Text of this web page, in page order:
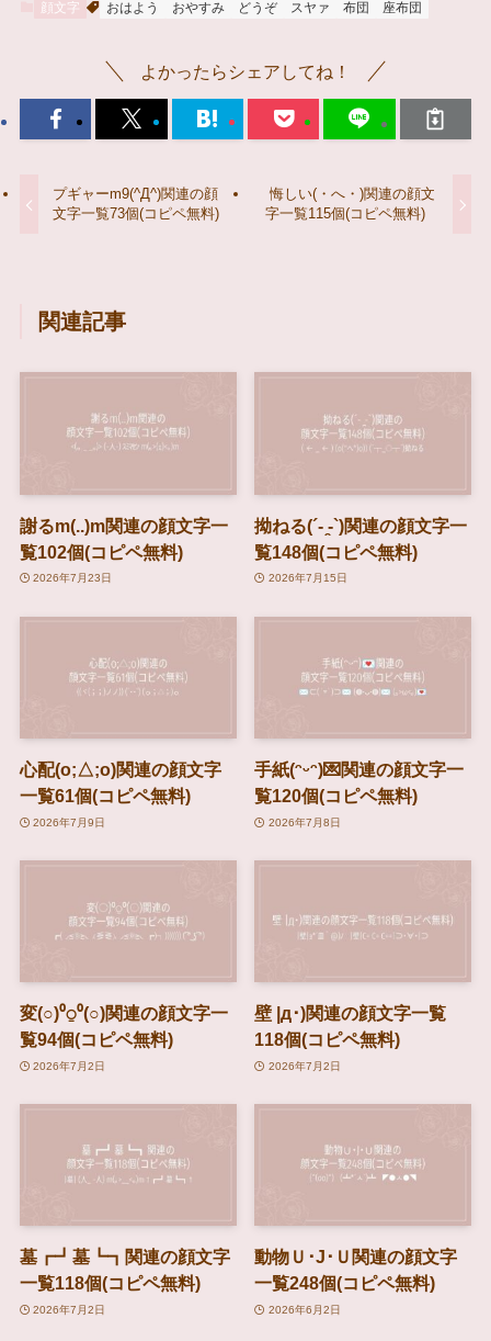
顔文字 おはよう おやすみ どうぞ スヤァ 布団 座布団
よかったらシェアしてね！
プギャーm9(^Д^)関連の顔
文字一覧73個(コピペ無料)
悔しい(・へ・)関連の顔文
字一覧115個(コピペ無料)
関連記事
謝るm(..)m関連の顔文字一
覧102個(コピペ無料)
2026年7月23日
拗ねる(´- ̯-`)関連の顔文字一
覧148個(コピペ無料)
2026年7月15日
心配(o;△;o)関連の顔文字
一覧61個(コピペ無料)
2026年7月9日
手紙(ᵔᵕᵔ)💌関連の顔文字一
覧120個(コピペ無料)
2026年7月8日
変(○)⁰⍜⁰(○)関連の顔文字一
覧94個(コピペ無料)
2026年7月2日
壁 |д･)関連の顔文字一覧
118個(コピペ無料)
2026年7月2日
墓┏┛墓┗┓関連の顔文字
一覧118個(コピペ無料)
2026年7月2日
動物Ｕ･J･Ｕ関連の顔文字
一覧248個(コピペ無料)
2026年6月2日